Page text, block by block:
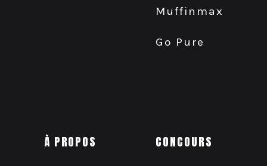
Muffinmax
Go Pure
À PROPOS CONCOURS